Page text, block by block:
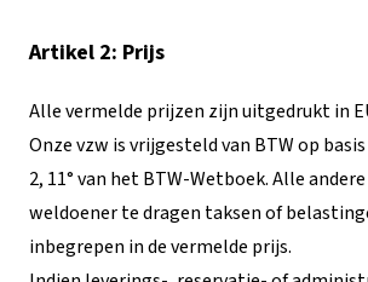
Artikel 2: Prijs
Alle vermelde prijzen zijn uitgedrukt in
Onze vzw is vrijgesteld van BTW op
2, 11° van het BTW-Wetboek. Alle
weldoener te dragen taksen of
inbegrepen in de vermelde prijs.